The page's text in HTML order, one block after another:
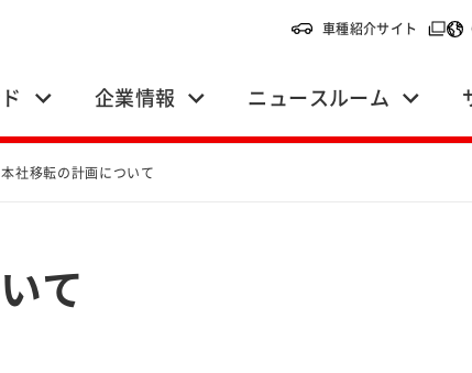
車種紹介サイト （別ウ
企業情報 ニュースルーム
本社移転の計画について
て